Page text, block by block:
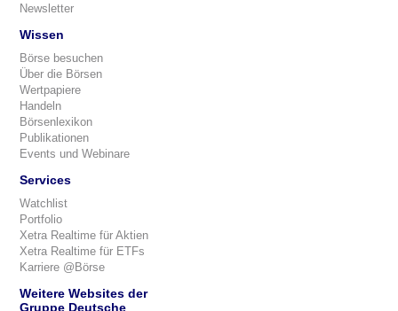
Newsletter
Wissen
Börse besuchen
Über die Börsen
Wertpapiere
Handeln
Börsenlexikon
Publikationen
Events und Webinare
Services
Watchlist
Portfolio
Xetra Realtime für Aktien
Xetra Realtime für ETFs
Karriere @Börse
Weitere Websites der
Gruppe Deutsche